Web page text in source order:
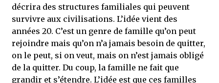
décrira des structures familiales qui peuvent
survivre aux civilisations. L’idée vient des
années 20. C’est un genre de famille qu’on peut
rejoindre mais qu’on n’a jamais besoin de quitter,
on le peut, si on veut, mais on n’est jamais obligé
de la quitter. Du coup, la famille ne fait que
grandir et s’étendre. L’idée est que ces familles